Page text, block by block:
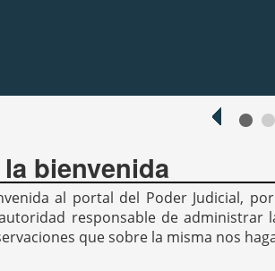
bienvenida
al portal del Poder Judicial,
responsable de administrar
que sobre la misma nos